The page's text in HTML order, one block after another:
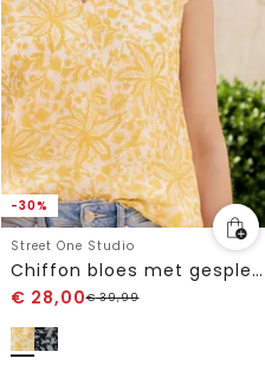
-30%
Street One Studio
Chiffon bloes met gespleten hals
€ 28,00€39,99